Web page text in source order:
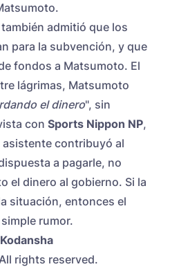
admitió que los
para la subvención, y que
fondos a Matsumoto. El
lágrimas, Matsumoto
el dinero", sin
con Sports Nippon NP,
contribuyó al
a pagarle, no
el dinero al gobierno. Si la
situación, entonces el
rumor.
rights reserved.